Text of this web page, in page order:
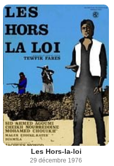
Les Hors-la-loi
29 décembre 1976